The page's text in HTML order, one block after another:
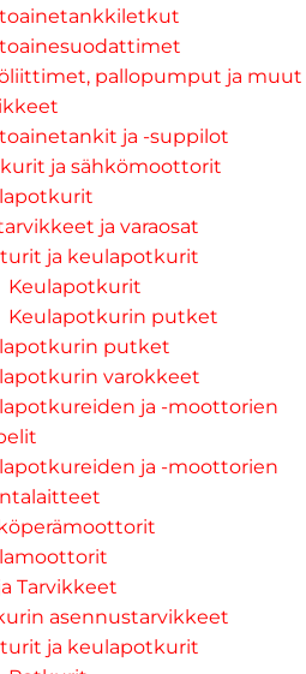
pallopumput ja muut
ja -suppilot
ja sähkömoottorit
ja varaosat
ja keulapotkurit
Keulapotkurit
Keulapotkurin putket
putket
varokkeet
ja -moottorien
ja -moottorien
Tarvikkeet
asennustarvikkeet
ja keulapotkurit